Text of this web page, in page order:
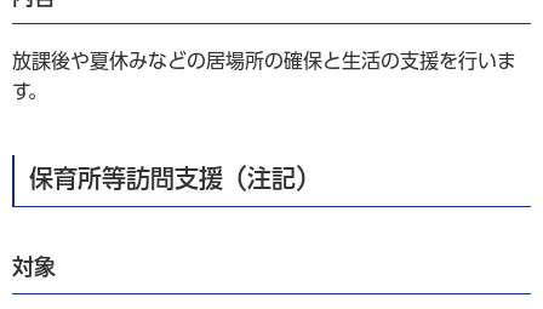
放課後や夏休みなどの居場所の確保と生活の支援を行いま
す。
保育所等訪問支援（注記）
対象